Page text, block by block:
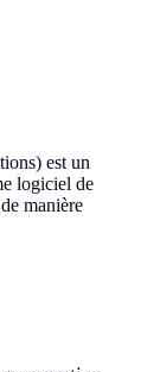
est un
logiciel de
manière